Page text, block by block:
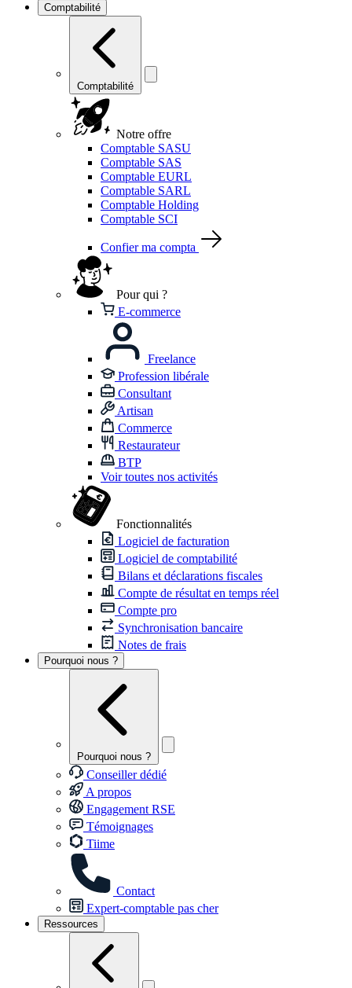
Comptabilité
Comptabilité
Notre offre
Comptable SASU
Comptable SAS
Comptable EURL
Comptable SARL
Comptable Holding
Comptable SCI
Confier ma compta
Pour qui ?
E-commerce
Freelance
Profession libérale
Consultant
Artisan
Commerce
Restaurateur
BTP
Voir toutes nos activités
Fonctionnalités
Logiciel de facturation
Logiciel de comptabilité
Bilans et déclarations fiscales
Compte de résultat en temps réel
Compte pro
Synchronisation bancaire
Notes de frais
Pourquoi nous ?
Pourquoi nous ?
Conseiller dédié
A propos
Engagement RSE
Témoignages
Tiime
Contact
Expert-comptable pas cher
Ressources